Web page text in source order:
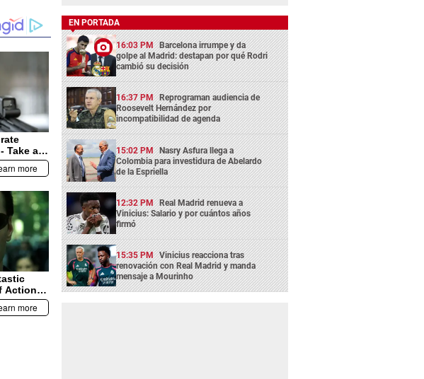
EN PORTADA
16:03 PM Barcelona irrumpe y da
golpe al Madrid: destapan por qué Rodri
cambió su decisión
16:37 PM Reprograman audiencia de
Roosevelt Hernández por
incompatibilidad de agenda
15:02 PM Nasry Asfura llega a
Colombia para investidura de Abelardo
de la Espriella
12:32 PM Real Madrid renueva a
Vinicius: Salario y por cuántos años
firmó
15:35 PM Vinicius reacciona tras
renovación con Real Madrid y manda
mensaje a Mourinho